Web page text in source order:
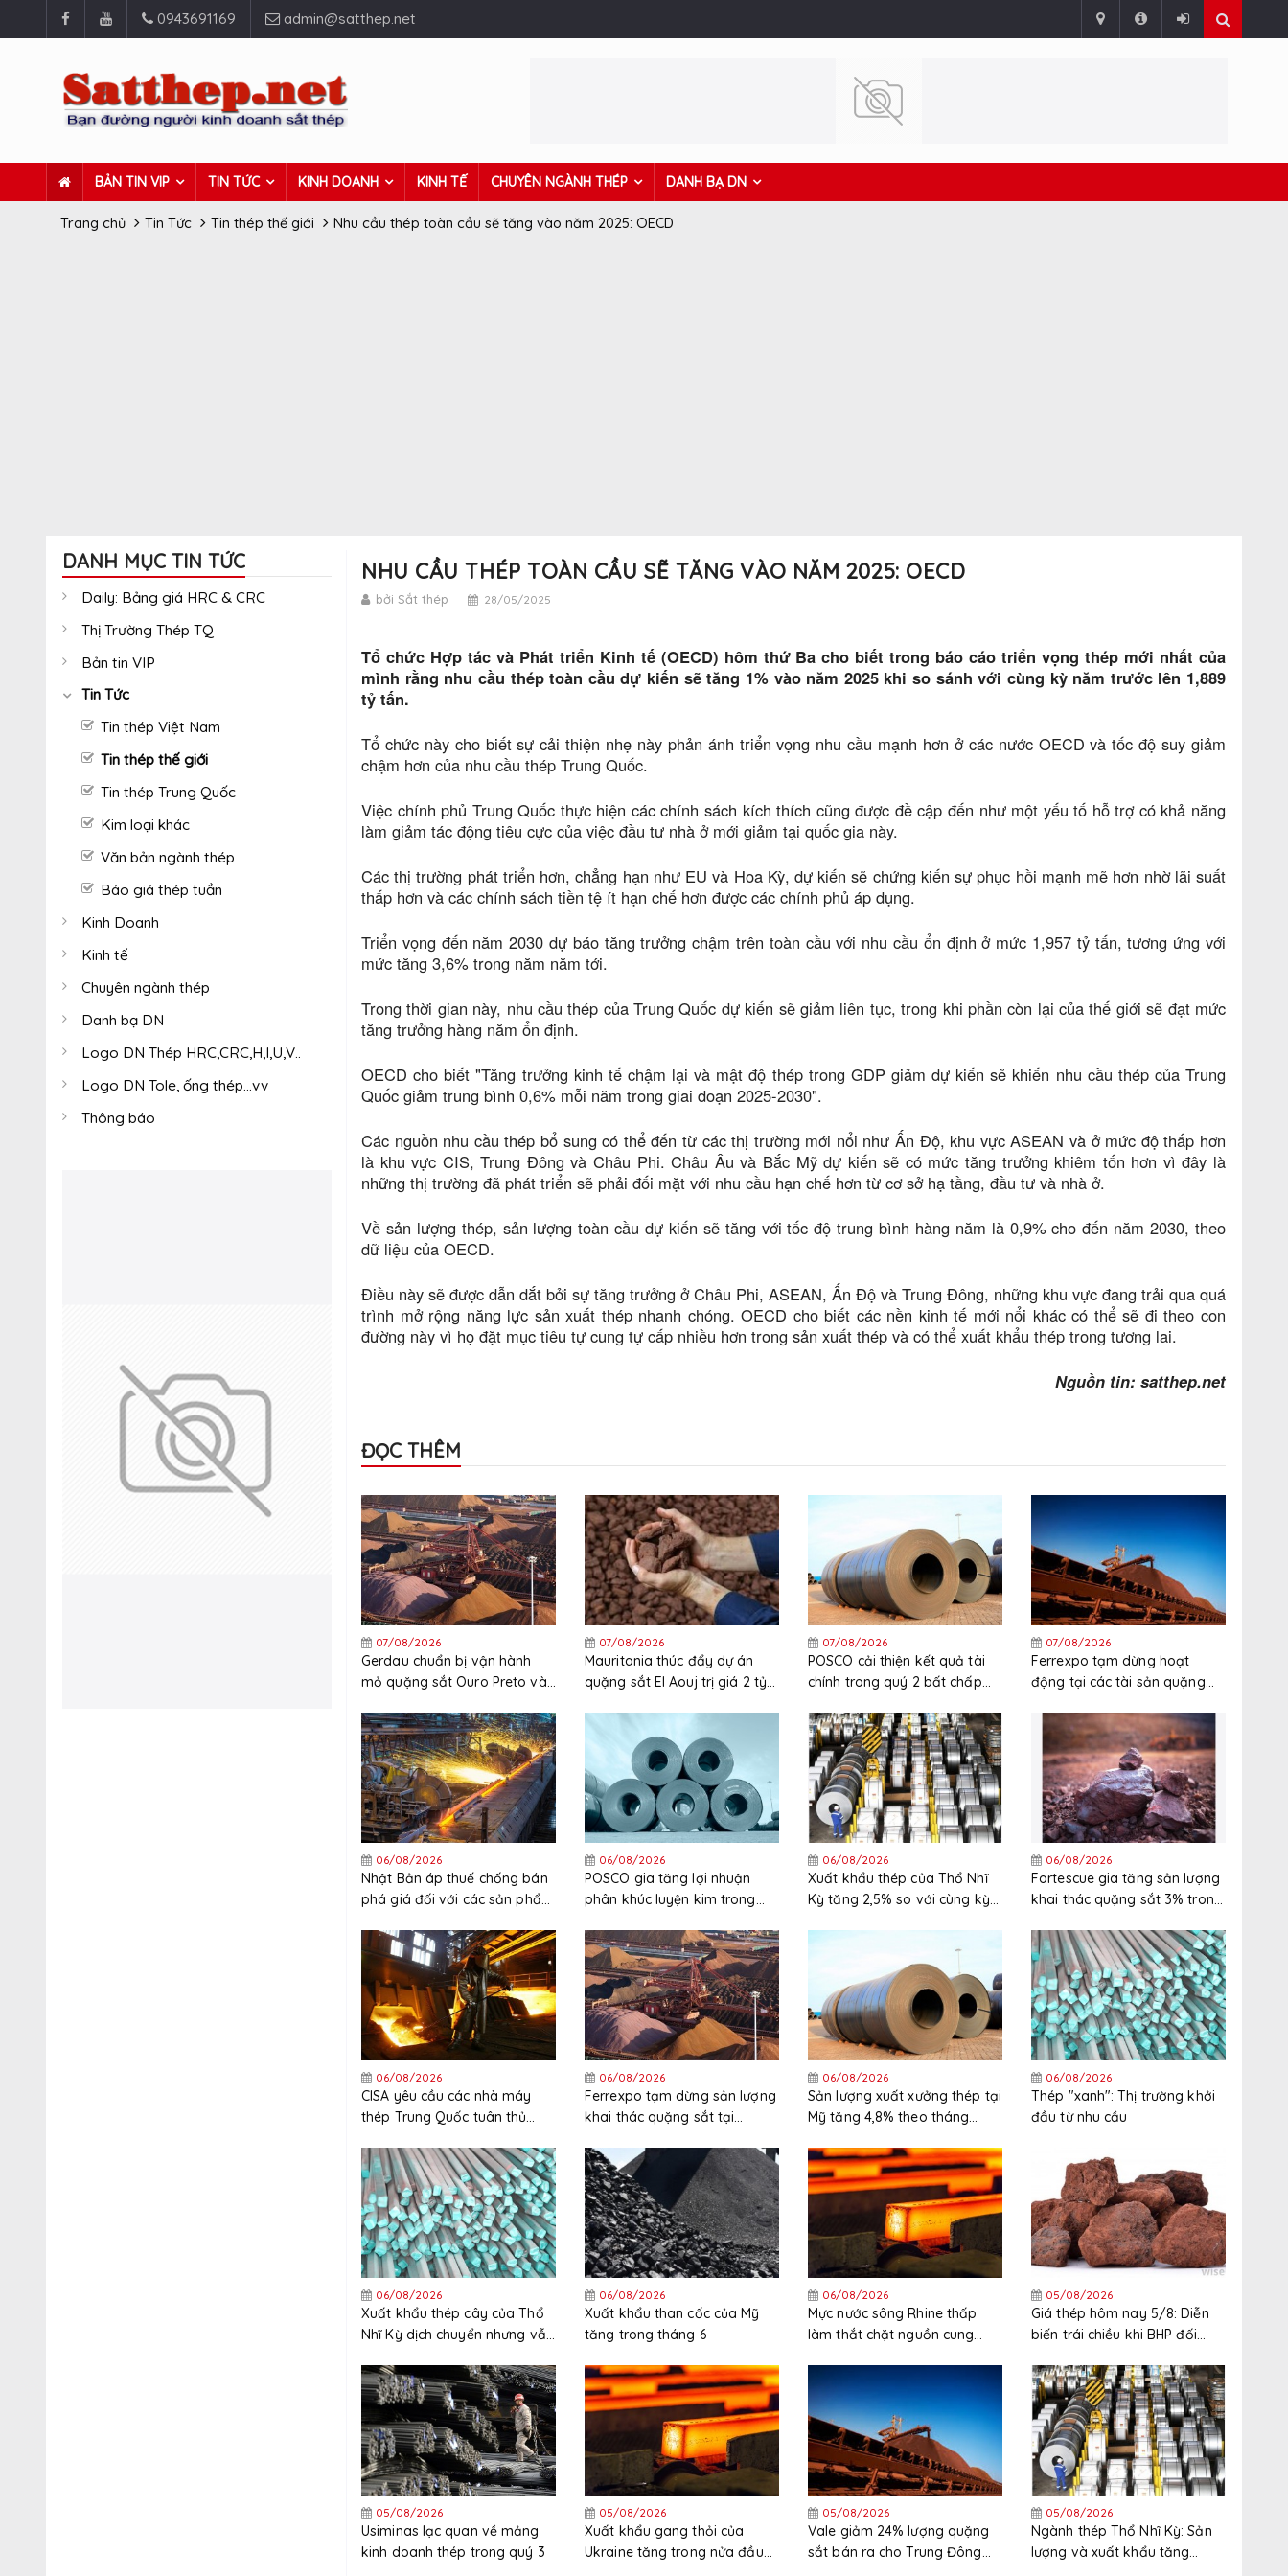
0943691169 admin@satthep.net
BẢN TIN VIP TIN TỨC KINH DOANH KINH TẾ CHUYÊN NGÀNH THÉP DANH BẠ DN
Trang chủ Tin Tức Tin thép thế giới Nhu cầu thép toàn cầu sẽ tăng vào năm 2025: OECD
DANH MỤC TIN TỨC
Daily: Bảng giá HRC & CRC
Thị Trường Thép TQ
Bản tin VIP
Tin Tức
Tin thép Việt Nam
Tin thép thế giới
Tin thép Trung Quốc
Kim loại khác
Văn bản ngành thép
Báo giá thép tuần
Kinh Doanh
Kinh tế
Chuyên ngành thép
Danh bạ DN
Logo DN Thép HRC,CRC,H,I,U,V..
Logo DN Tole, ống thép...vv
Thông báo
NHU CẦU THÉP TOÀN CẦU SẼ TĂNG VÀO NĂM 2025: OECD
bởi Sắt thép 28/05/2025
Tổ chức Hợp tác và Phát triển Kinh tế (OECD) hôm thứ Ba cho biết trong báo cáo triển vọng thép mới nhất của
mình rằng nhu cầu thép toàn cầu dự kiến ​​sẽ tăng 1% vào năm 2025 khi so sánh với cùng kỳ năm trước lên 1,889
tỷ tấn.
Tổ chức này cho biết sự cải thiện nhẹ này phản ánh triển vọng nhu cầu mạnh hơn ở các nước OECD và tốc độ suy giảm
chậm hơn của nhu cầu thép Trung Quốc.
Việc chính phủ Trung Quốc thực hiện các chính sách kích thích cũng được đề cập đến như một yếu tố hỗ trợ có khả năng
làm giảm tác động tiêu cực của việc đầu tư nhà ở mới giảm tại quốc gia này.
Các thị trường phát triển hơn, chẳng hạn như EU và Hoa Kỳ, dự kiến ​​sẽ chứng kiến ​​sự phục hồi mạnh mẽ hơn nhờ lãi suất
thấp hơn và các chính sách tiền tệ ít hạn chế hơn được các chính phủ áp dụng.
Triển vọng đến năm 2030 dự báo tăng trưởng chậm trên toàn cầu với nhu cầu ổn định ở mức 1,957 tỷ tấn, tương ứng với
mức tăng 3,6% trong năm năm tới.
Trong thời gian này, nhu cầu thép của Trung Quốc dự kiến ​​sẽ giảm liên tục, trong khi phần còn lại của thế giới sẽ đạt mức
tăng trưởng hàng năm ổn định.
OECD cho biết "Tăng trưởng kinh tế chậm lại và mật độ thép trong GDP giảm dự kiến ​​sẽ khiến nhu cầu thép của Trung
Quốc giảm trung bình 0,6% mỗi năm trong giai đoạn 2025-2030".
Các nguồn nhu cầu thép bổ sung có thể đến từ các thị trường mới nổi như Ấn Độ, khu vực ASEAN và ở mức độ thấp hơn
là khu vực CIS, Trung Đông và Châu Phi. Châu Âu và Bắc Mỹ dự kiến ​​sẽ có mức tăng trưởng khiêm tốn hơn vì đây là
những thị trường đã phát triển sẽ phải đối mặt với nhu cầu hạn chế hơn từ cơ sở hạ tầng, đầu tư và nhà ở.
Về sản lượng thép, sản lượng toàn cầu dự kiến ​​sẽ tăng với tốc độ trung bình hàng năm là 0,9% cho đến năm 2030, theo
dữ liệu của OECD.
Điều này sẽ được dẫn dắt bởi sự tăng trưởng ở Châu Phi, ASEAN, Ấn Độ và Trung Đông, những khu vực đang trải qua quá
trình mở rộng năng lực sản xuất thép nhanh chóng. OECD cho biết các nền kinh tế mới nổi khác có thể sẽ đi theo con
đường này vì họ đặt mục tiêu tự cung tự cấp nhiều hơn trong sản xuất thép và có thể xuất khẩu thép trong tương lai.
Nguồn tin: satthep.net
ĐỌC THÊM
07/08/2026
Gerdau chuẩn bị vận hành
mỏ quặng sắt Ouro Preto vào
07/08/2026
Mauritania thúc đẩy dự án
quặng sắt El Aouj trị giá 2 tỷ
07/08/2026
POSCO cải thiện kết quả tài
chính trong quý 2 bất chấp
cao
07/08/2026
Ferrexpo tạm dừng hoạt
động tại các tài sản quặng
06/08/2026
Nhật Bản áp thuế chống bán
phá giá đối với các sản phẩm
Trung Quốc và Hàn Quốc
06/08/2026
POSCO gia tăng lợi nhuận
phân khúc luyện kim trong
06/08/2026
Xuất khẩu thép của Thổ Nhĩ
Kỳ tăng 2,5% so với cùng kỳ
06/08/2026
Fortescue gia tăng sản lượng
khai thác quặng sắt 3% trong
06/08/2026
CISA yêu cầu các nhà máy
thép Trung Quốc tuân thủ
xuất khẩu
06/08/2026
Ferrexpo tạm dừng sản lượng
khai thác quặng sắt tại
06/08/2026
Sản lượng xuất xưởng thép tại
Mỹ tăng 4,8% theo tháng
06/08/2026
Thép "xanh": Thị trường khởi
đầu từ nhu cầu
06/08/2026
Xuất khẩu thép cây của Thổ
Nhĩ Kỳ dịch chuyển nhưng vẫn
năm
06/08/2026
Xuất khẩu than cốc của Mỹ
tăng trong tháng 6
06/08/2026
Mực nước sông Rhine thấp
làm thắt chặt nguồn cung
05/08/2026
Giá thép hôm nay 5/8: Diễn
biến trái chiều khi BHP đối
khẩu quặng sắt lớn nhất thế
giới
05/08/2026
Usiminas lạc quan về mảng
kinh doanh thép trong quý 3
05/08/2026
Xuất khẩu gang thỏi của
Ukraine tăng trong nửa đầu
05/08/2026
Vale giảm 24% lượng quặng
sắt bán ra cho Trung Đông
05/08/2026
Ngành thép Thổ Nhĩ Kỳ: Sản
lượng và xuất khẩu tăng